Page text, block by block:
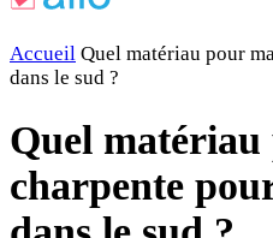
Accueil Quel matériau pour
dans le sud ?
Quel matériau
charpente